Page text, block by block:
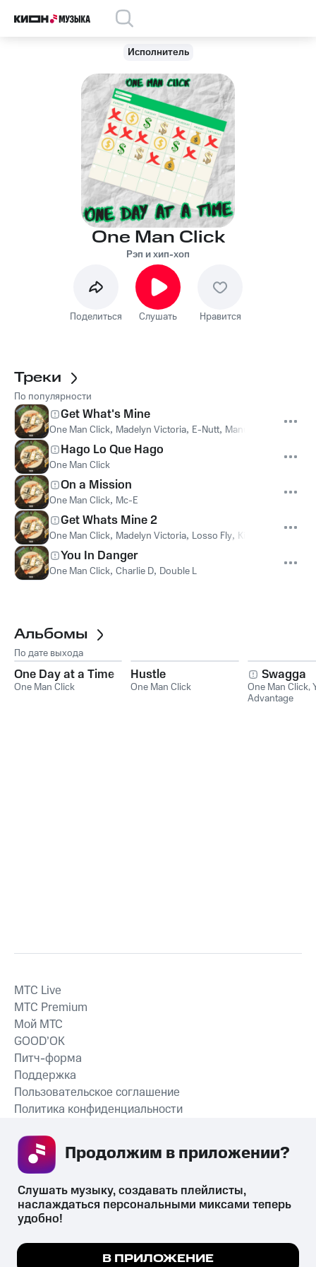
Исполнитель
One Man Click
Рэп и хип-хоп
Поделиться Слушать Нравится
Треки
По популярности
Get What's Mine
One Man Click, Madelyn Victoria, E-Nutt, Manuel G
Hago Lo Que Hago
One Man Click
On a Mission
One Man Click, Mc-E
Get Whats Mine 2
One Man Click, Madelyn Victoria, Losso Fly, King Skeme
You In Danger
One Man Click, Charlie D, Double L
Альбомы
По дате выхода
One Day at a Time
One Man Click
Hustle
One Man Click
Swagga
One Man Click,
Advantage
СКАЧАТЬ ПРИЛОЖЕНИЕ
MTС Live
MTС Premium
Мой МТС
GOOD’OK
Питч-форма
Поддержка
Пользовательское соглашение
Политика конфиденциальности
психотропных веществ, их аналогов причиняет вред здоровью,
их незаконный оборот запрещён и влечёт установленную
Мы используем куки, чтобы на сайте все
Слушать музыку, создавать плейлисты,
наслаждаться персональными миксами теперь
удобно!
В ПРИЛОЖЕНИЕ